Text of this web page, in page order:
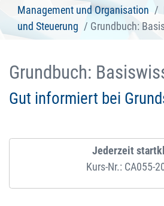
Management und Organisation
und Steuerung
Grundbuch:
Grundbuch:
Gut informiert bei
Jederzeit
Kurs-Nr.: CA055-